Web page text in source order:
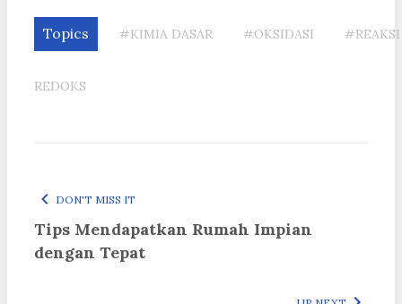
Topics #KIMIA DASAR #OKSIDASI #REAKSI
REDOKS
DON'T MISS IT
Tips Mendapatkan Rumah Impian
dengan Tepat